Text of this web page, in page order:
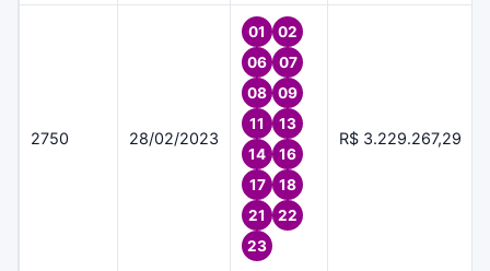
2750 28/02/2023
01
02
06
07
08
09
11
13
14
16
17
18
21
22
23
R$ 3.229.267,29